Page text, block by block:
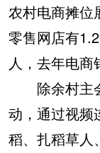
农村电商摊位
零售网店有
人，去年电商
除余村主会
动，通过视频
稻、扎稻草人